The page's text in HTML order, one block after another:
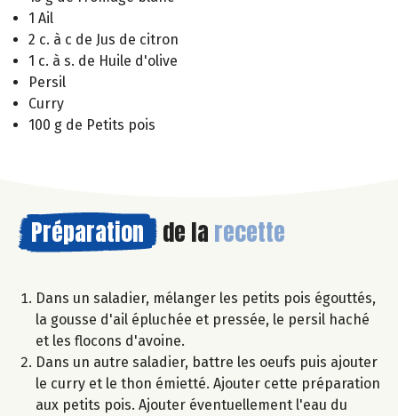
1 Ail
2 c. à c de Jus de citron
1 c. à s. de Huile d'olive
Persil
Curry
100 g de Petits pois
Préparation de la recette
Dans un saladier, mélanger les petits pois égouttés,
la gousse d'ail épluchée et pressée, le persil haché
et les flocons d'avoine.
Dans un autre saladier, battre les oeufs puis ajouter
le curry et le thon émietté. Ajouter cette préparation
aux petits pois. Ajouter éventuellement l'eau du